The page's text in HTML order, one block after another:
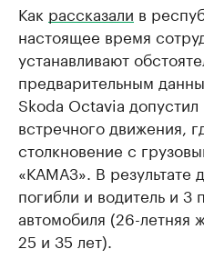
Как рассказали в
настоящее время
устанавливают
предварительным
Skoda Octavia
встречного движения,
столкновение с
«КАМАЗ». В результате
погибли и водитель и 3
автомобиля (26-
25 и 35 лет).